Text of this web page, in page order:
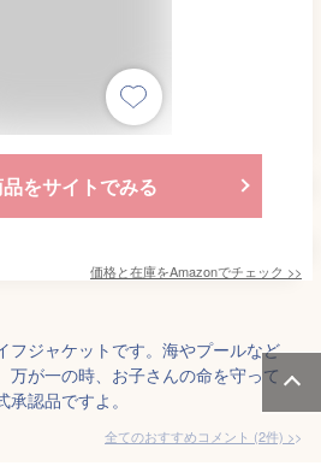
をサイトでみる
価格と在庫をAmazonでチェック >>
フジャケットです。海やプールなど
万が一の時、お子さんの命を守って
認品ですよ。
全てのおすすめコメント (2件) >